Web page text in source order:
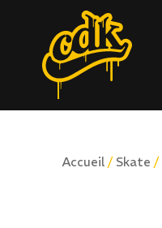
Accueil / Skate /